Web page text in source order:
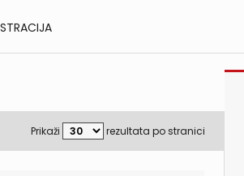
Prikaži rezultata po stranici